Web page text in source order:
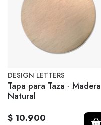
DESIGN LETTERS
Tapa para Taza - Madera
Natural
$ 10.900